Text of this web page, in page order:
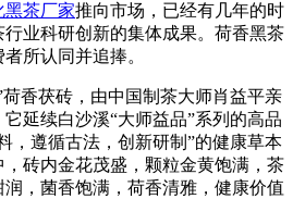
黑茶厂家推向市场，已经有几年的时
业科研创新的集体成果。荷香黑茶
所认同并追捧。
香茯砖，由中国制茶大师肖益平亲
延续白沙溪“大师益品”系列的高品
，遵循古法，创新研制”的健康草本
砖内金花茂盛，颗粒金黄饱满，茶
，菌香饱满，荷香清雅，健康价值